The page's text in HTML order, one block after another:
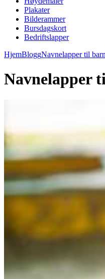
Plakater
Bilderammer
Bursdagskort
Bedriftslapper
HjemBloggNavnelapper til
Navnelapper